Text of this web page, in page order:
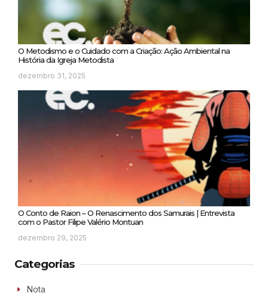
O Metodismo e o Cuidado com a Criação: Ação Ambiental na
História da Igreja Metodista
dezembro 31, 2025
O Conto de Raion – O Renascimento dos Samurais | Entrevista
com o Pastor Filipe Valério Montuan
dezembro 29, 2025
Categorias
Nota